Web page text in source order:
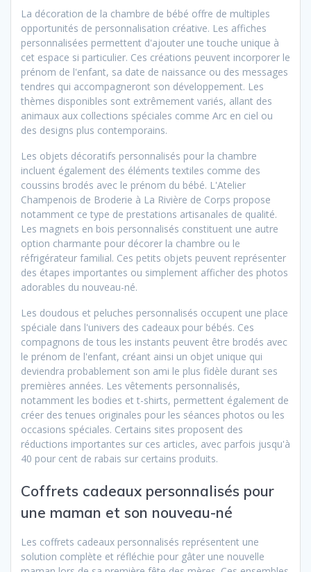
La décoration de la chambre de bébé offre de multiples
opportunités de personnalisation créative. Les affiches
personnalisées permettent d'ajouter une touche unique à
cet espace si particulier. Ces créations peuvent incorporer le
prénom de l'enfant, sa date de naissance ou des messages
tendres qui accompagneront son développement. Les
thèmes disponibles sont extrêmement variés, allant des
animaux aux collections spéciales comme Arc en ciel ou
des designs plus contemporains.
Les objets décoratifs personnalisés pour la chambre
incluent également des éléments textiles comme des
coussins brodés avec le prénom du bébé. L'Atelier
Champenois de Broderie à La Rivière de Corps propose
notamment ce type de prestations artisanales de qualité.
Les magnets en bois personnalisés constituent une autre
option charmante pour décorer la chambre ou le
réfrigérateur familial. Ces petits objets peuvent représenter
des étapes importantes ou simplement afficher des photos
adorables du nouveau-né.
Les doudous et peluches personnalisés occupent une place
spéciale dans l'univers des cadeaux pour bébés. Ces
compagnons de tous les instants peuvent être brodés avec
le prénom de l'enfant, créant ainsi un objet unique qui
deviendra probablement son ami le plus fidèle durant ses
premières années. Les vêtements personnalisés,
notamment les bodies et t-shirts, permettent également de
créer des tenues originales pour les séances photos ou les
occasions spéciales. Certains sites proposent des
réductions importantes sur ces articles, avec parfois jusqu'à
40 pour cent de rabais sur certains produits.
Coffrets cadeaux personnalisés pour
une maman et son nouveau-né
Les coffrets cadeaux personnalisés représentent une
solution complète et réfléchie pour gâter une nouvelle